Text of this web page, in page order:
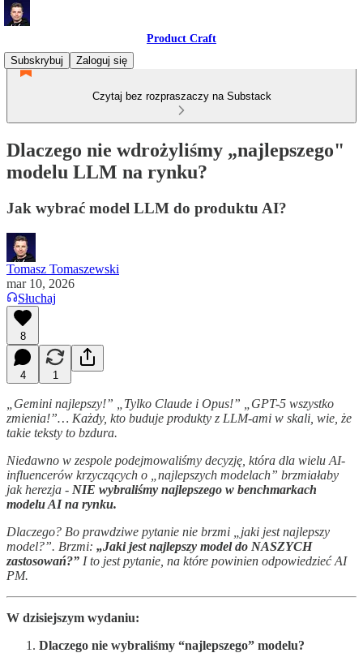
Product Craft
Subskrybuj
Zaloguj się
Czytaj bez rozpraszaczy na Substack
Dlaczego nie wdrożyliśmy „najlepszego"
modelu LLM na rynku?
Jak wybrać model LLM do produktu AI?
Tomasz Tomaszewski
mar 10, 2026
Słuchaj
8
4 1
„Gemini najlepszy!” „Tylko Claude i Opus!” „GPT-5 wszystko
zmienia!”… Każdy, kto buduje produkty z LLM-ami w skali, wie, że
takie teksty to bzdura.
Niedawno w zespole podejmowaliśmy decyzję, która dla wielu AI-
influencerów krzyczących o „najlepszych modelach” brzmiałaby
jak herezja - NIE wybraliśmy najlepszego w benchmarkach
modelu AI na rynku.
Dlaczego? Bo prawdziwe pytanie nie brzmi „jaki jest najlepszy
model?”. Brzmi: „Jaki jest najlepszy model do NASZYCH
zastosowań?” I to jest pytanie, na które powinien odpowiedzieć AI
PM.
W dzisiejszym wydaniu:
Dlaczego nie wybraliśmy “najlepszego” modelu?